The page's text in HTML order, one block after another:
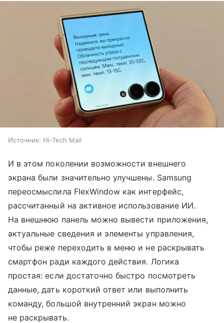
Источник: Hi-Tech Mail
И в этом поколении возможности внешнего
экрана были значительно улучшены. Samsung
переосмыслила FlexWindow как интерфейс,
рассчитанный на активное использование ИИ.
На внешнюю панель можно вывести приложения,
актуальные сведения и элементы управления,
чтобы реже переходить в меню и не раскрывать
смартфон ради каждого действия. Логика
простая: если достаточно быстро посмотреть
данные, дать короткий ответ или выполнить
команду, большой внутренний экран можно
не раскрывать.